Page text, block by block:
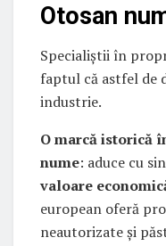
Otosan
Specialiștii în
faptul că astfel de
industrie.
O marcă istorică
nume: aduce cu
valoare
european oferă
neautorizate și